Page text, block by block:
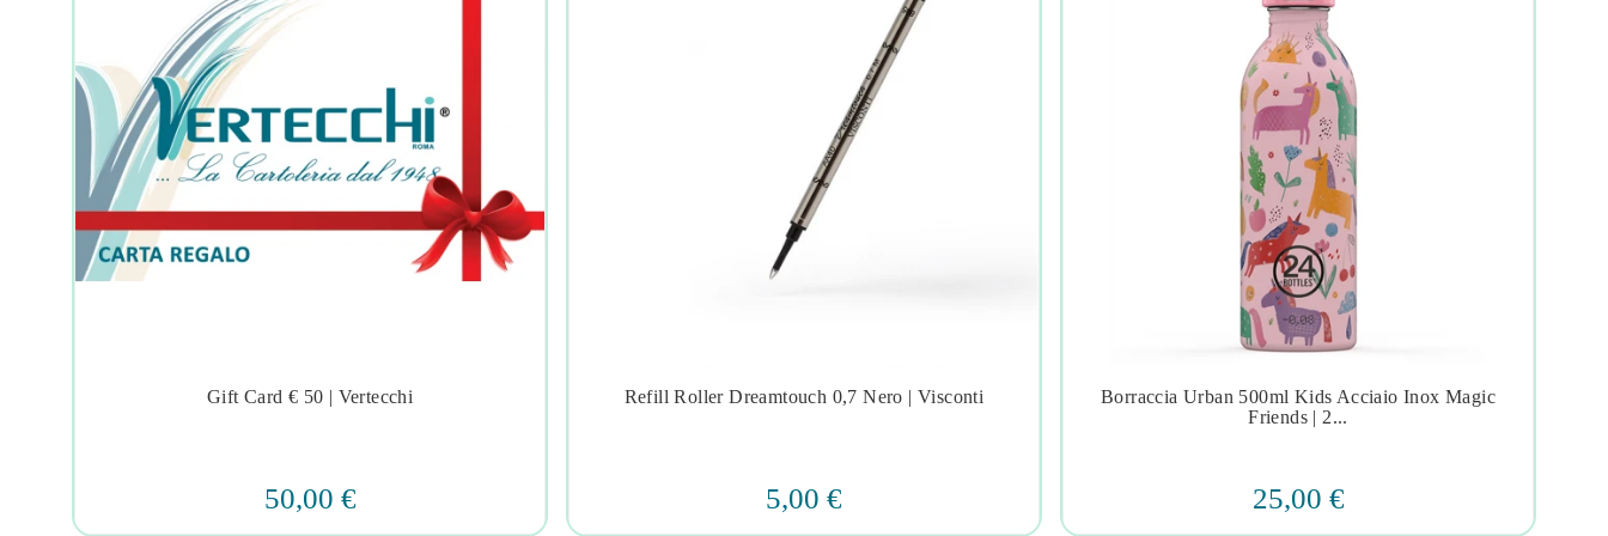

Gift Card € 50 | Vertecchi
50,00 €

Refill Roller Dreamtouch 0,7 Nero | Visconti
5,00 €
 
Borraccia Urban 500ml Kids Acciaio Inox Magic
Friends | 2...
25,00 €